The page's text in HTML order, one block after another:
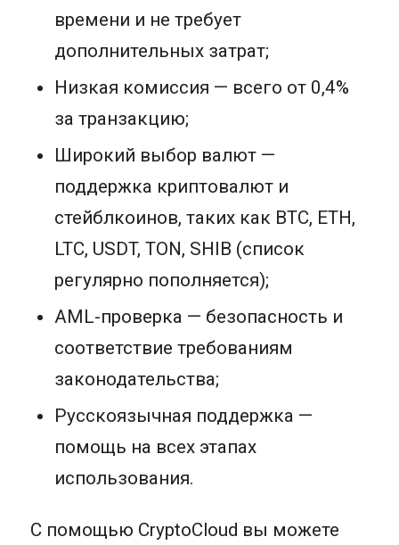
времени и не требует
дополнительных затрат;
Низкая комиссия — всего от 0,4%
за транзакцию;
Широкий выбор валют —
поддержка криптовалют и
стейблкоинов, таких как BTC, ETH,
LTC, USDT, TON, SHIB (список
регулярно пополняется);
AML-проверка — безопасность и
соответствие требованиям
законодательства;
Русскоязычная поддержка —
помощь на всех этапах
использования.
С помощью CryptoCloud вы можете